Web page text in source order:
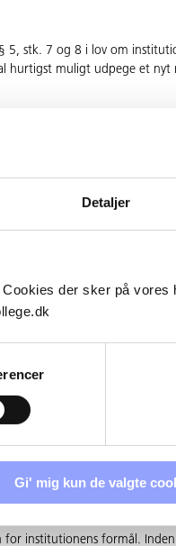
Detaljer
der sker på
Gi' mig kun de valgte
stk. 7 og 8 i lov om
hurtigst muligt udpege et
op­ fylder betingelserne for
hurtigst muligt udpege et nyt
strategi for uddannelserne
og regnskab.
og øvrige
videst muligt omfang.
af øvrige
for institutionens drift,
For
for institutionens formål.